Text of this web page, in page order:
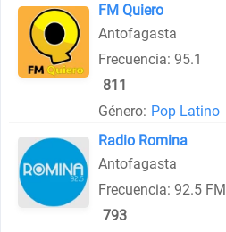
FM Quiero
Antofagasta
Frecuencia: 95.1
811
Género: Pop Latino
Radio Romina
Antofagasta
Frecuencia: 92.5 FM
793